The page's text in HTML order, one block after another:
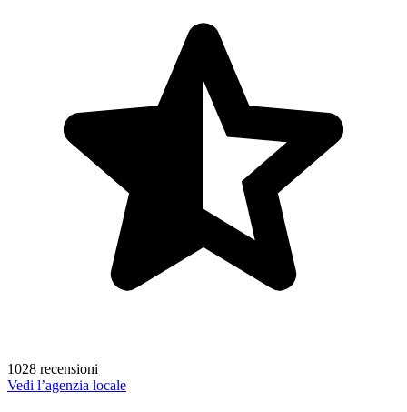
1028 recensioni
Vedi l’agenzia locale